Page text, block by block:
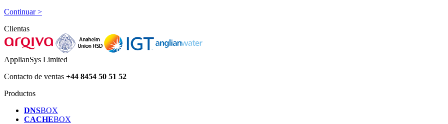
Continuar >
Clientas
ApplianSys Limited
Contacto de ventas +44 8454 50 51 52
Productos
DNSBOX
CACHEBOX